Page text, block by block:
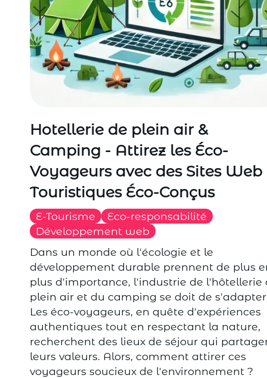
Hotellerie de plein air &
Camping - Attirez les Éco-
Voyageurs avec des Sites Web
Touristiques Éco-Conçus
E-Tourisme
Eco-responsabilité
Développement web
Dans un monde où l'écologie et le
développement durable prennent de plus
plus d'importance, l'industrie de l'hôtellerie
plein air et du camping se doit de
Les éco-voyageurs, en quête d'expériences
authentiques tout en respectant la nature,
recherchent des lieux de séjour qui
leurs valeurs. Alors, comment attirer ces
voyageurs soucieux de l'environnement ?